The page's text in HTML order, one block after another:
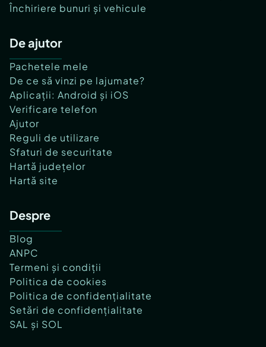
Închiriere bunuri și vehicule
De ajutor
Pachetele mele
De ce să vinzi pe lajumate?
Aplicații: Android și iOS
Verificare telefon
Ajutor
Reguli de utilizare
Sfaturi de securitate
Hartă județelor
Hartă site
Despre
Blog
ANPC
Termeni și condiții
Politica de cookies
Politica de confidențialitate
Setări de confidențialitate
SAL și SOL